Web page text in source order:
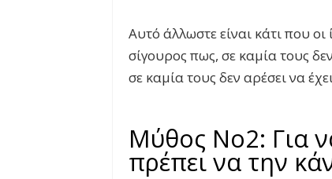
Αυτό άλλωστε είναι κάτι που οι
σίγουρος πως, σε καμία τους
σε καμία τους δεν αρέσει να
Μύθος Νο2: Για
πρέπει να την